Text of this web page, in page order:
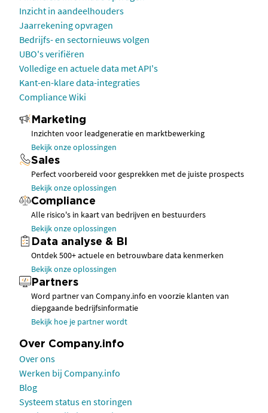
Inzicht in aandeelhouders
Jaarrekening opvragen
Bedrijfs- en sectornieuws volgen
UBO's verifiëren
Volledige en actuele data met API's
Kant-en-klare data-integraties
Compliance Wiki
Marketing
Inzichten voor leadgeneratie en marktbewerking
Bekijk onze oplossingen
Sales
Perfect voorbereid voor gesprekken met de juiste prospects
Bekijk onze oplossingen
Compliance
Alle risico's in kaart van bedrijven en bestuurders
Bekijk onze oplossingen
Data analyse & BI
Ontdek 500+ actuele en betrouwbare data kenmerken
Bekijk onze oplossingen
Partners
Word partner van Company.info en voorzie klanten van
diepgaande bedrijfsinformatie
Bekijk hoe je partner wordt
Over Company.info
Over ons
Werken bij Company.info
Blog
Systeem status en storingen